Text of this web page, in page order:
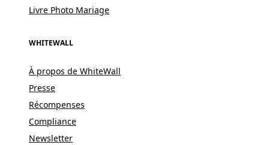
Livre Photo Mariage
WHITEWALL
À propos de WhiteWall
Presse
Récompenses
Compliance
Newsletter